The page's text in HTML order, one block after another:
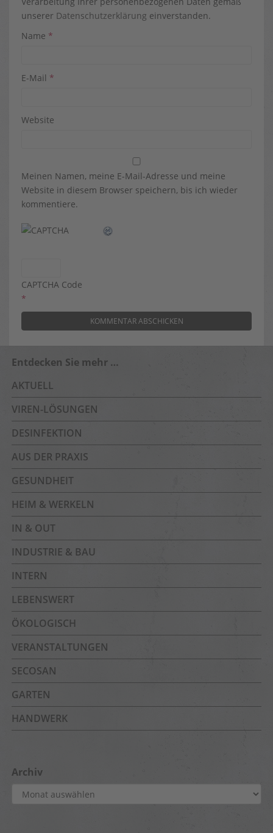
unserer Datenschutzerklärung einverstanden.
Name *
E-Mail *
Website
Meinen Namen, meine E-Mail-Adresse und meine
Website in diesem Browser speichern, bis ich wieder
kommentiere.
CAPTCHA Code
*
Entdecken Sie mehr …
AKTUELL
VIREN-LÖSUNGEN
DESINFEKTION
AUS DER PRAXIS
GESUNDHEIT
HEIM & WERKELN
IN & OUT
INDUSTRIE & BAU
INTERN
LEBENSWERT
ÖKOLOGISCH
VERANSTALTUNGEN
SECOSAN
GARTEN
HANDWERK
Archiv
Archiv